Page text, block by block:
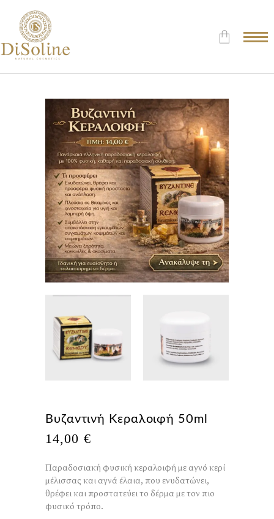
Καλάθι.
Βυζαντινή Κεραλοιφή 50ml
14,00 €
Παραδοσιακή φυσική κεραλοιφή με αγνό κερί
μέλισσας και αγνά έλαια, που ενυδατώνει,
θρέφει και προστατεύει το δέρμα με τον πιο
φυσικό τρόπο.